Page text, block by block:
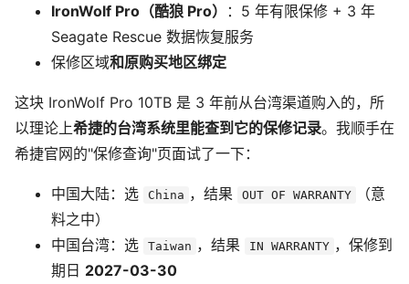
IronWolf Pro（酷狼 Pro）
：5 年有限保修 + 3 年
Seagate Rescue 数据恢复服务
保修区域和原购买地区绑定
这块 IronWolf Pro 10TB 是 3 年前从台湾渠道购入的，所
以理论上希捷的台湾系统里能查到它的保修记录。我顺手在
希捷官网的"保修查询"页面试了一下：
中国大陆：选 China ，结果 OUT OF WARRANTY
（意
料之中）
中国台湾：选
Taiwan ，结果 IN WARRANTY ，保修到
期日 2027-03-30